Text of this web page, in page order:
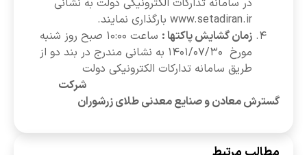
در سامانه تدارکات الکترونیکی دولت به نشانی
www.setadiran.ir بارگذاری نمایند.
زمان گشایش پاکتها :
ساعت ۱۰:۰۰ صبح روز شنبه
مورخ ۱۴۰۱/۰۷/۳۰ به نشانی مندرج در بند دو از
طریق سامانه تدارکات الکترونیکی دولت
شرکت
گسترش معادن و صنایع معدنی طلای زرشوران